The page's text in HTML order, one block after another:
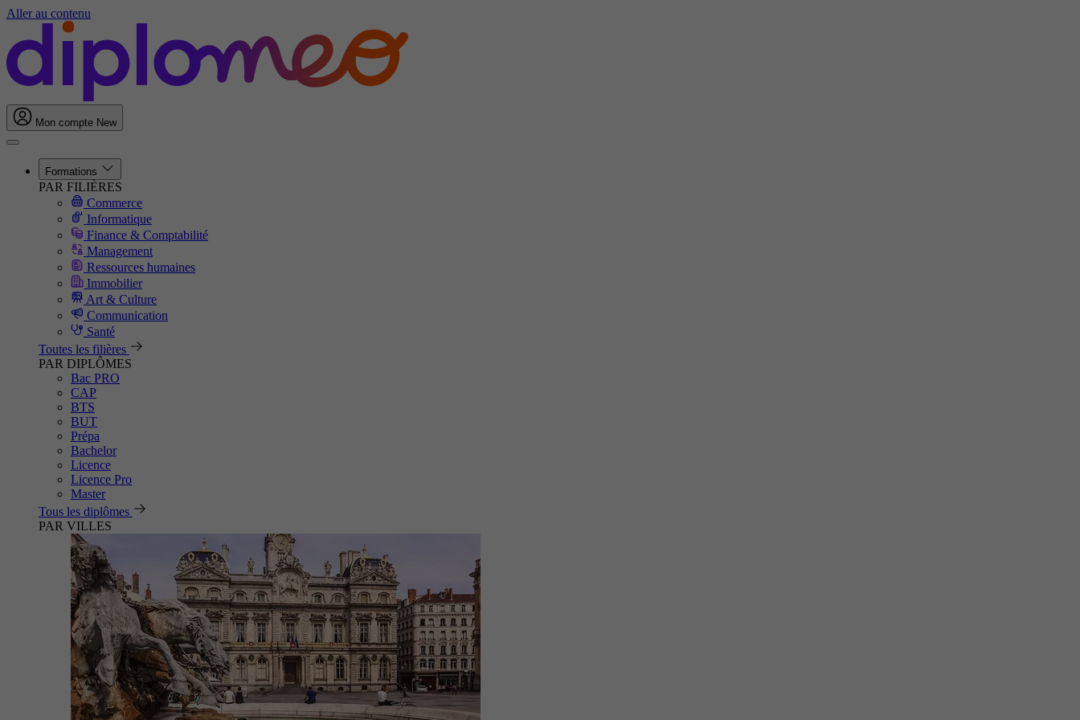
Aller au contenu
Mon compte New
Formations
PAR FILIÈRES
Commerce
Informatique
Finance & Comptabilité
Management
Ressources humaines
Immobilier
Art & Culture
Communication
Santé
Toutes les filières
PAR DIPLÔMES
Bac PRO
CAP
BTS
BUT
Prépa
Bachelor
Licence
Licence Pro
Master
Tous les diplômes
PAR VILLES